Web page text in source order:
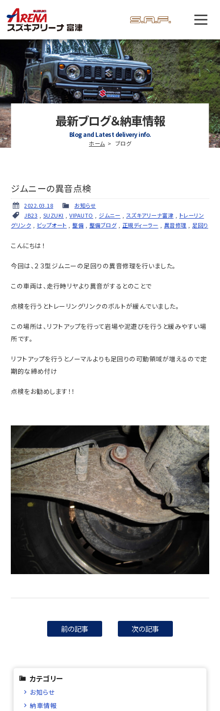
最新ブログ＆納車情報
Blog and Latest delivery info.
ホーム ブログ
ジムニーの異音点検
2022.03.18
お知らせ
JB23
SUZUKI ,VIPAUTO ジムニー スズキアリーナ富津
トレーリン
グリンク
ビップオート ,整備, 整備ブログ, 正規ディーラー 異音修理 足回り
こんにちは！
今回は、２３型ジムニーの足回りの異音修理を行いました。
この車両は、走行時リヤより異音がするとのことで
点検を行うとトレーリングリンクのボルトが緩んでいました。
この場所は、リフトアップを行って岩場や泥遊びを行うと緩みやすい場
所です。
リフトアップを行うとノーマルよりも足回りの可動領域が増えるので定
期的な締め付け
点検をお勧めします！！
前の記事 次の記事
カテゴリー
お知らせ
納車情報